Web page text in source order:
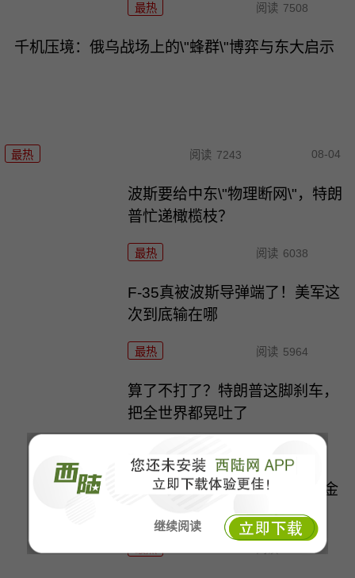
继续阅读
最热 阅读 7508
千机压境：俄乌战场上的\"蜂群\"博弈与东大启示
最热 阅读 7243 08-04
波斯要给中东\"物理断网\"，特朗
普忙递橄榄枝？
最热 阅读 6038
F-35真被波斯导弹端了！美军这
次到底输在哪
最热 阅读 5964
算了不打了？特朗普这脚刹车，
把全世界都晃吐了
一张图让印度陷入死寂，五枚金
牌背后的终极真相